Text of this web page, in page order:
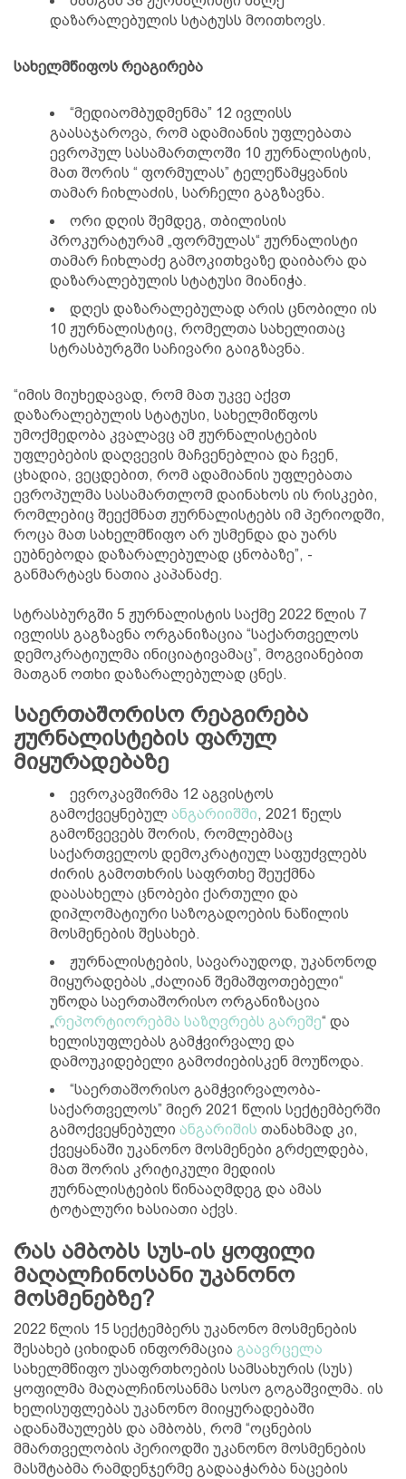
დაზარალებულის სტატუსს მოითხოვს.
სახელმწიფოს რეაგირება
“მედიაომბუდმენმა” 12 ივლისს
გაასაჯაროვა, რომ ადამიანის უფლებათა
ევროპულ სასამართლოში 10 ჟურნალისტის,
მათ შორის “ ფორმულას” ტელეწამყვანის
თამარ ჩიხლაძის, სარჩელი გაგზავნა.
ორი დღის შემდეგ, თბილისის
პროკურატურამ „ფორმულას“ ჟურნალისტი
თამარ ჩიხლაძე გამოკითხვაზე დაიბარა და
დაზარალებულის სტატუსი მიანიჭა.
დღეს დაზარალებულად არის ცნობილი ის
10 ჟურნალისტიც, რომელთა სახელითაც
სტრასბურგში საჩივარი გაიგზავნა.
“იმის მიუხედავად, რომ მათ უკვე აქვთ
დაზარალებულის სტატუსი, სახელმიწფოს
უმოქმედობა კვალავც ამ ჟურნალისტების
უფლებების დაღვევის მაჩვენებლია და ჩვენ,
ცხადია, ვეცდებით, რომ ადამიანის უფლებათა
ევროპულმა სასამართლომ დაინახოს ის რისკები,
რომლებიც შეექმნათ ჟურნალისტებს იმ პერიოდში,
როცა მათ სახელმწიფო არ უსმენდა და უარს
ეუბნებოდა დაზარალებულად ცნობაზე”, -
განმარტავს ნათია კაპანაძე.
სტრასბურგში 5 ჟურნალისტის საქმე 2022 წლის 7
ივლისს გაგზავნა ორგანიზაცია “საქართველოს
დემოკრატიულმა ინიციატივამაც”, მოგვიანებით
მათგან ოთხი დაზარალებულად ცნეს.
საერთაშორისო რეაგირება
ჟურნალისტების ფარულ
მიყურადებაზე
ევროკავშირმა 12 აგვისტოს
გამოქვეყნებულ ანგარიიშში, 2021 წელს
გამოწვევებს შორის, რომლებმაც
საქართველოს დემოკრატიულ საფუძვლებს
ძირის გამოთხრის საფრთხე შეუქმნა
დაასახელა ცნობები ქართული და
დიპლომატიური საზოგადოების ნაწილის
მოსმენების შესახებ.
ჟურნალისტების, სავარაუდოდ, უკანონოდ
მიყურადებას „ძალიან შემაშფოთებელი“
უწოდა საერთაშორისო ორგანიზაცია
„რეპორტიორებმა საზღვრებს გარეშე“ და
ხელისუფლებას გამჭვირვალე და
დამოუკიდებელი გამოძიებისკენ მოუწოდა.
“საერთაშორისო გამჭვირვალობა-
საქართველოს” მიერ 2021 წლის სექტემბერში
გამოქვეყნებული ანგარიშის თანახმად კი,
ქვეყანაში უკანონო მოსმენები გრძელდება,
მათ შორის კრიტიკული მედიის
ჟურნალისტების წინააღმდეგ და ამას
ტოტალური ხასიათი აქვს.
რას ამბობს სუს-ის ყოფილი
მაღალჩინოსანი უკანონო
მოსმენებზე?
2022 წლის 15 სექტემბერს უკანონო მოსმენების
შესახებ ციხიდან ინფორმაცია გაავრცელა
სახელმწიფო უსაფრთხოების სამსახურის (სუს)
ყოფილმა მაღალჩინოსანმა სოსო გოგაშვილმა. ის
ხელისუფლებას უკანონო მიიყურადებაში
ადანაშაულებს და ამბობს, რომ “ოცნების
მმართველობის პერიოდში უკანონო მოსმენების
მასშტაბმა რამდენჯერმე გადააჭარბა ნაცების